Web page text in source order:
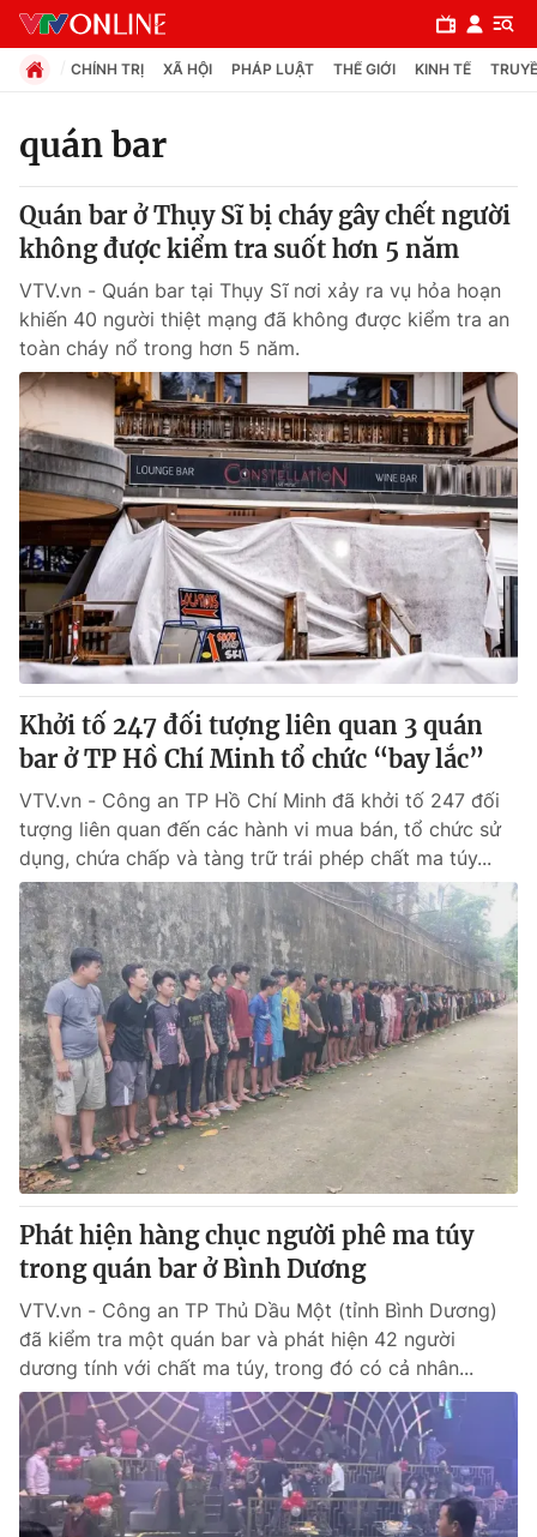
Chuyên mục
Chính trị
Xã hội
Pháp luật
Y tế
Thế giới
Tin tức
Thế giới đó đây
Câu chuyện quốc tế
Kinh tế
Tài chính
Thị trường
Góc doanh nghiệp
Dữ liệu và đời sống
Truyền hình
Hậu trường
Nhân vật
Khán giả
Giải sao mai
Giải trí
Điện ảnh
Âm nhạc
Sao
Đời sống
Du lịch
Làm đẹp
Chất lượng cuộc sống
Giáo dục
Tuyển sinh
Học trực tuyến
Công nghệ
Hitech Công nghệ tương lai
Sản phẩm
Thị trường
Tư vấn
Giao lưu trực tuyến
Lịch phát sóng
Chuyên mục khác
Emagazine Podcast
Photo Infographic
Video Shorts video
VTV Money VTV Thể thao
CHÍNH TRỊ XÃ HỘI PHÁP LUẬT THẾ GIỚI KINH TẾ
quán bar
Quán bar ở Thụy Sĩ bị cháy gây chết người
không được kiểm tra suốt hơn 5 năm
VTV.vn - Quán bar tại Thụy Sĩ nơi xảy ra vụ hỏa hoạn
khiến 40 người thiệt mạng đã không được kiểm tra an
toàn cháy nổ trong hơn 5 năm.
Khởi tố 247 đối tượng liên quan 3 quán
bar ở TP Hồ Chí Minh tổ chức “bay lắc”
VTV.vn - Công an TP Hồ Chí Minh đã khởi tố 247 đối
tượng liên quan đến các hành vi mua bán, tổ chức sử
dụng, chứa chấp và tàng trữ trái phép chất ma túy...
Phát hiện hàng chục người phê ma túy
trong quán bar ở Bình Dương
VTV.vn - Công an TP Thủ Dầu Một (tỉnh Bình Dương)
đã kiểm tra một quán bar và phát hiện 42 người
dương tính với chất ma túy, trong đó có cả nhân...